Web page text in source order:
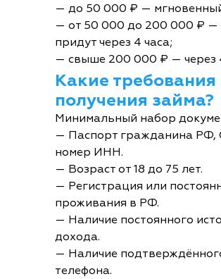
— до 50 000 ₽ —
— от 50 000 до 200 000 ₽ —
придут через 4 часа;
— свыше 200 000 ₽ — через
Какие требования
получения займа?
Минимальный набор
— Паспорт гражданина
номер ИНН.
— Возраст от 18 до 75 лет.
— Регистрация или
проживания в РФ.
— Наличие постоянного
дохода.
— Наличие
телефона.